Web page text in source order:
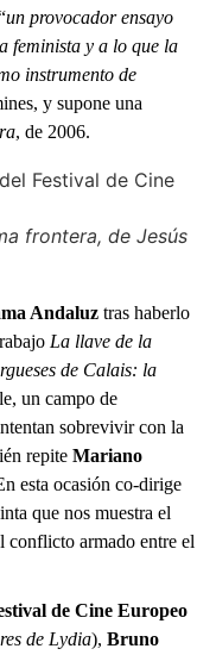
un provocador ensayo
feminista y a lo que la
instrumento de
y supone una
, de 2006.
frontera, de Jesús
Andaluz tras haberlo
La llave de la
de Calais: la
un campo de
sobrevivir con la
repite Mariano
esta ocasión co-dirige
que nos muestra el
conflicto armado entre el
de Cine Europeo
de Lydia), Bruno